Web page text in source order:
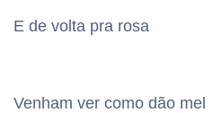
E de volta pra rosa
Venham ver como dão mel